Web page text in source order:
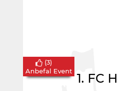
1. FC
(3)
Anbefal Event